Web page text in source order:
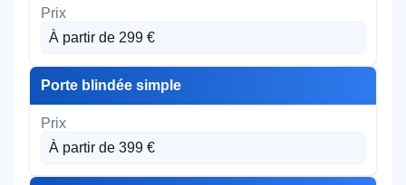
À partir de 299 €
Porte blindée simple
À partir de 399 €